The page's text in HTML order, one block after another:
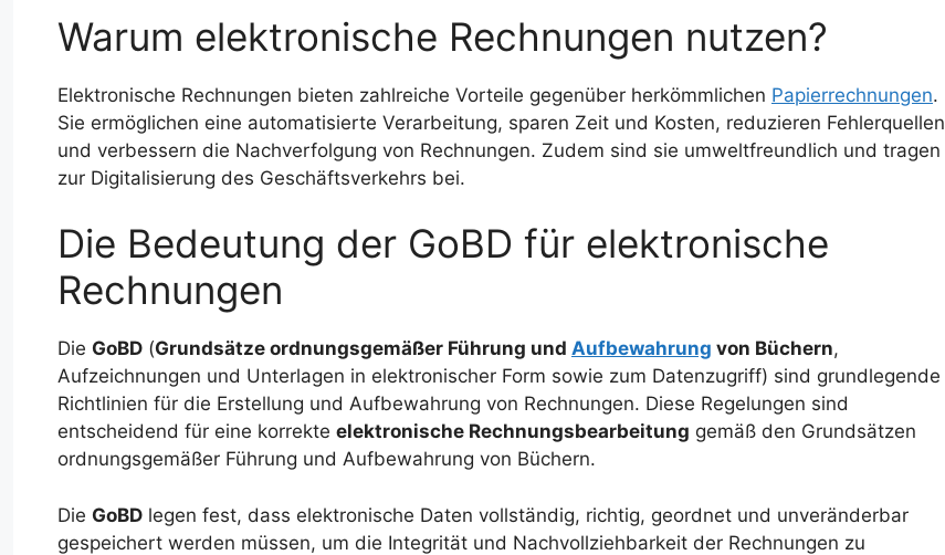
Warum elektronische Rechnungen nutzen?
Elektronische Rechnungen bieten zahlreiche Vorteile gegenüber herkömmlichen Papierrechnungen.
Sie ermöglichen eine automatisierte Verarbeitung, sparen Zeit und Kosten, reduzieren Fehlerquellen
und verbessern die Nachverfolgung von Rechnungen. Zudem sind sie umweltfreundlich und tragen
zur Digitalisierung des Geschäftsverkehrs bei.
Die Bedeutung der GoBD für elektronische
Rechnungen
Die GoBD (Grundsätze ordnungsgemäßer Führung und Aufbewahrung von Büchern,
Aufzeichnungen und Unterlagen in elektronischer Form sowie zum Datenzugriff) sind grundlegende
Richtlinien für die Erstellung und Aufbewahrung von Rechnungen. Diese Regelungen sind
entscheidend für eine korrekte elektronische Rechnungsbearbeitung gemäß den Grundsätzen
ordnungsgemäßer Führung und Aufbewahrung von Büchern.
Die GoBD legen fest, dass elektronische Daten vollständig, richtig, geordnet und unveränderbar
gespeichert werden müssen, um die Integrität und Nachvollziehbarkeit der Rechnungen zu